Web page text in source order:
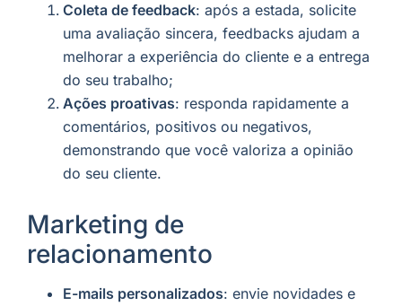
Coleta de feedback: após a estada, solicite
uma avaliação sincera, feedbacks ajudam a
melhorar a experiência do cliente e a entrega
do seu trabalho;
Ações proativas: responda rapidamente a
comentários, positivos ou negativos,
demonstrando que você valoriza a opinião
do seu cliente.
Marketing de
relacionamento
E-mails personalizados: envie novidades e